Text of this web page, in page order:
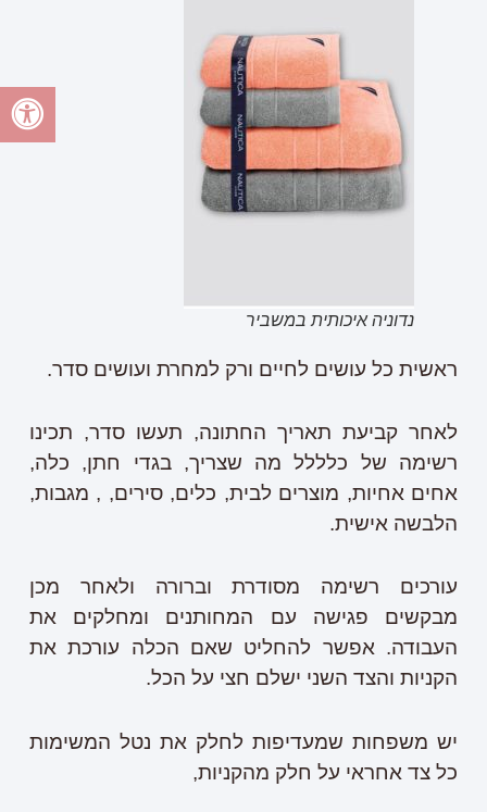
נדוניה איכותית במשביר
ראשית כל עושים לחיים ורק למחרת ועושים סדר.
לאחר קביעת תאריך החתונה, תעשו סדר, תכינו
רשימה של כלללל מה שצריך, בגדי חתן, כלה,
אחים אחיות, מוצרים לבית, כלים, סירים, , מגבות,
הלבשה אישית.
עורכים רשימה מסודרת וברורה ולאחר מכן
מבקשים פגישה עם המחותנים ומחלקים את
העבודה. אפשר להחליט שאם הכלה עורכת את
הקניות והצד השני ישלם חצי על הכל.
יש משפחות שמעדיפות לחלק את נטל המשימות
כל צד אחראי על חלק מהקניות,